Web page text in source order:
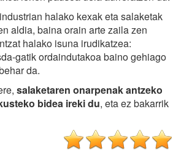
halako kexak eta salaketak
aldia, baina orain arte zaila zen
halako isuna irudikatzea:
gatik ordaindutakoa baino gehiago
da.
salaketaren onarpenak antzeko
bidea ireki du, eta ez bakarrik